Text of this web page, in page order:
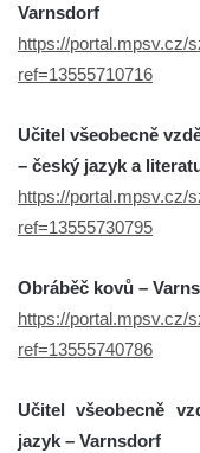
Varnsdorf
https://portal.mpsv.cz/
ref=13555710716
Učitel všeobecně
– český jazyk a
https://portal.mpsv.cz/
ref=13555730795
Obráběč kovů –
https://portal.mpsv.cz/
ref=13555740786
Učitel všeobecně
jazyk – Varnsdorf